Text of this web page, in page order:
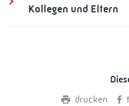
Kollegen und Eltern
drucken